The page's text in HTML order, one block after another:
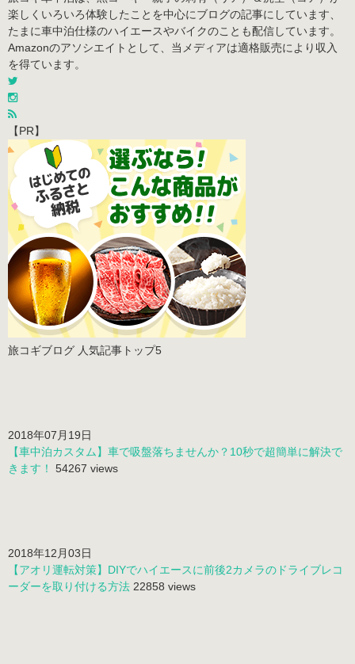
楽しくいろいろ体験したことを中心にブログの記事にしています、
たまに車中泊仕様のハイエースやバイクのことも配信しています。
Amazonのアソシエイトとして、当メディアは適格販売により収入
を得ています。
【PR】
旅コギブログ 人気記事トップ5
2018年07月19日
【車中泊カスタム】車で吸盤落ちませんか？10秒で超簡単に解決で
きます！ 54267 views
2018年12月03日
【アオリ運転対策】DIYでハイエースに前後2カメラのドライブレコ
ーダーを取り付ける方法 22858 views